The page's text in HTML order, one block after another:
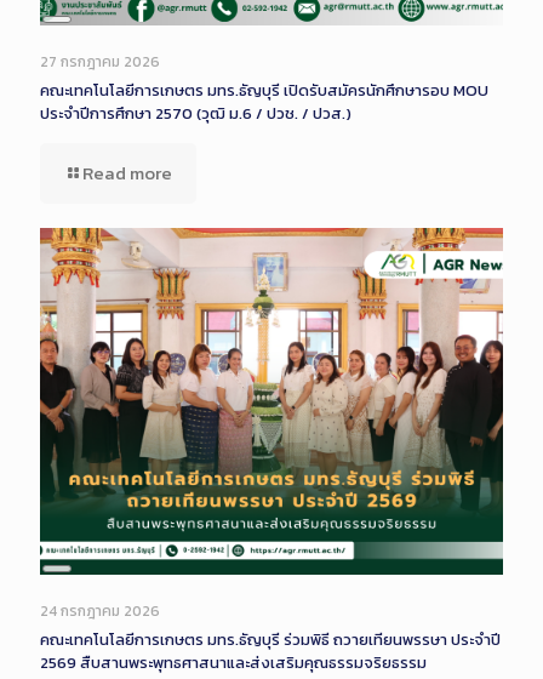
Long
Description
27 กรกฎาคม 2026
คณะเทคโนโลยีการเกษตร มทร.ธัญบุรี เปิดรับสมัครนักศึกษารอบ MOU
ประจำปีการศึกษา 2570 (วุฒิ ม.6 / ปวช. / ปวส.)
Read more
Long
Description
24 กรกฎาคม 2026
คณะเทคโนโลยีการเกษตร มทร.ธัญบุรี ร่วมพิธี ถวายเทียนพรรษา ประจำปี
2569 สืบสานพระพุทธศาสนาและส่งเสริมคุณธรรมจริยธรรม